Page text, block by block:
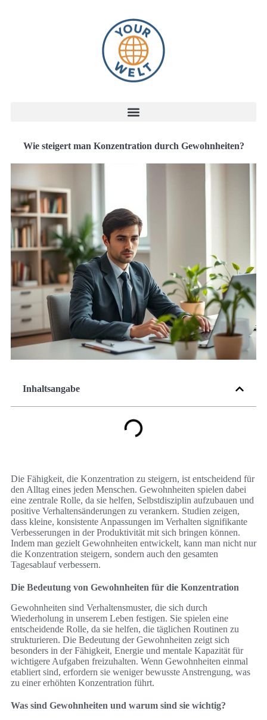
Wie steigert man Konzentration durch Gewohnheiten?
Inhaltsangabe
Die Fähigkeit, die Konzentration zu steigern, ist entscheidend für
den Alltag eines jeden Menschen. Gewohnheiten spielen dabei
eine zentrale Rolle, da sie helfen, Selbstdisziplin aufzubauen und
positive Verhaltensänderungen zu verankern. Studien zeigen,
dass kleine, konsistente Anpassungen im Verhalten signifikante
Verbesserungen in der Produktivität mit sich bringen können.
Indem man gezielt Gewohnheiten entwickelt, kann man nicht nur
die Konzentration steigern, sondern auch den gesamten
Tagesablauf verbessern.
Die Bedeutung von Gewohnheiten für die Konzentration
Gewohnheiten sind Verhaltensmuster, die sich durch
Wiederholung in unserem Leben festigen. Sie spielen eine
entscheidende Rolle, da sie helfen, die täglichen Routinen zu
strukturieren. Die Bedeutung der Gewohnheiten zeigt sich
besonders in der Fähigkeit, Energie und mentale Kapazität für
wichtigere Aufgaben freizuhalten. Wenn Gewohnheiten einmal
etabliert sind, erfordern sie weniger bewusste Anstrengung, was
zu einer erhöhten Konzentration führt.
Was sind Gewohnheiten und warum sind sie wichtig?